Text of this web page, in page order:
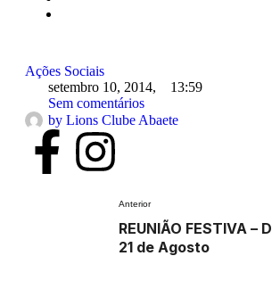
Ações Sociais
setembro 10, 2014,
13:59
Sem comentários
by Lions Clube Abaete
Anterior
REUNIÃO FESTIVA –
21 de Agosto